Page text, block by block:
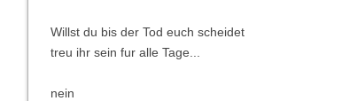
Willst du bis der Tod euch scheidet
treu ihr sein fur alle Tage...
nein